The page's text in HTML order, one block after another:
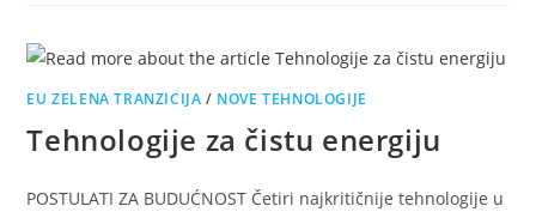
EU ZELENA TRANZICIJA / NOVE TEHNOLOGIJE
Tehnologije za čistu energiju
POSTULATI ZA BUDUĆNOST Četiri najkritičnije tehnologije u